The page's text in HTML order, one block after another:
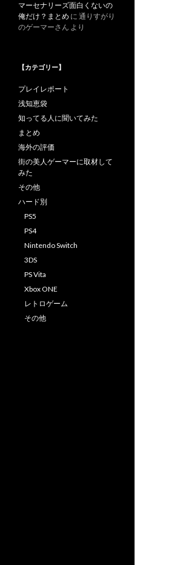
マーセナリーズ面白くないの
俺だけ？まとめ に 通りすがり
のゲーマーさん より
【カテゴリー】
プレイレポート
浅知恵袋
知ってる人に聞いてみた
まとめ
海外の評価
街の美人ゲーマーに取材して
みた
その他
ハード別
PS5
PS4
Nintendo Switch
3DS
PS Vita
Xbox ONE
レトロゲーム
その他